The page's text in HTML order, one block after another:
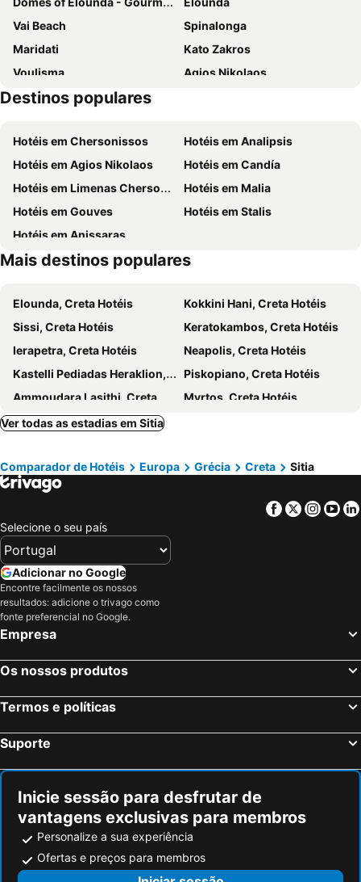
Vai Beach
Spinalonga
Maridati
Kato Zakros
Voulisma
Agios Nikolaos
Almyros
Listi Spilios
Sitia
Port of Sitia
Sitia Public Airport
Archaeological Museum of Siteia
Toplou Monastery
Laografiko Mouseio Palaikastrou
Kouremenos
Casa dei Mezzo Music Festival
Poros 1 or Chiona
The Fortress
Destinos populares
Hotéis em Chersonissos
Hotéis em Analipsis
Hotéis em Agios Nikolaos
Hotéis em Candía
Hotéis em Limenas Chersonissos
Hotéis em Malia
Hotéis em Gouves
Hotéis em Stalis
Hotéis em Anissaras
Mais destinos populares
Elounda, Creta Hotéis
Kokkini Hani, Creta Hotéis
Sissi, Creta Hotéis
Keratokambos, Creta Hotéis
Ierapetra, Creta Hotéis
Neapolis, Creta Hotéis
Kastelli Pediadas Heraklion, Creta Hotéis
Piskopiano, Creta Hotéis
Ammoudara Lasithi, Creta Hotéis
Myrtos, Creta Hotéis
Koutsounari, Creta Hotéis
Karteros, Creta Hotéis
Milatos, Creta Hotéis
Palekastro, Creta Hotéis
Gournes, Creta Hotéis
Chania, Creta Hotéis
Analipsis, Creta Hotéis
Rethymnon, Creta Hotéis
Candía, Creta Hotéis
Limenas Chersonissos, Creta Hotéis
Ixia, Sul do Mar Egeu Hotéis
Oia, Sul do Mar Egeu Hotéis
Imerovigli, Sul do Mar Egeu Hotéis
Ver todas as estadias em Sitia
Comparador de Hotéis Europa Grécia Creta Sitia
Facebook
Twitter
Selecione o seu país
Adicionar no Google
Encontre facilmente os nossos
resultados: adicione o trivago como
fonte preferencial no Google.
Empresa
Os nossos produtos
Termos e políticas
Suporte
Inicie sessão para desfrutar de
vantagens exclusivas para membros
Personalize a sua experiência
Ofertas e preços para membros